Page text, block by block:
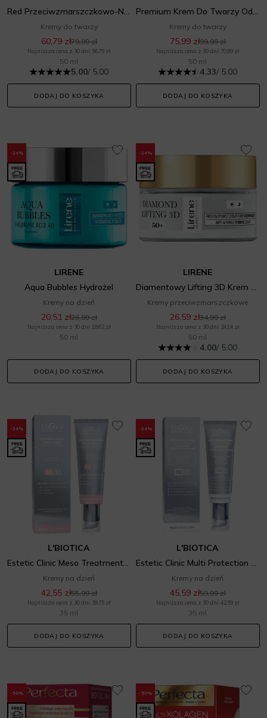
Red Przeciwzmarszczkowo-Nawilżający Krem
Kremy do twarzy
60,79 zł79,99 zł
Najniższa cena z 30 dni: 56,79 zł
50 ml
5.00/ 5.00
DODAJ DO KOSZYKA
Premium Krem Do Twarzy Odmładzająco-Ujędrniający
Kremy do twarzy
75,99 zł99,99 zł
Najniższa cena z 30 dni: 70,99 zł
50 ml
4.33/ 5.00
DODAJ DO KOSZYKA
-24%
LIRENE
Aqua Bubbles Hydrożel
Kremy na dzień
20,51 zł26,99 zł
Najniższa cena z 30 dni: 18,62 zł
50 ml
DODAJ DO KOSZYKA
-24%
LIRENE
Diamentowy Lifting 3D Krem Ujędrniający 50+
Kremy przeciwzmarszczkowe
26,59 zł34,99 zł
Najniższa cena z 30 dni: 24,14 zł
50 ml
4.00/ 5.00
DODAJ DO KOSZYKA
-24%
L'BIOTICA
Estetic Clinic Meso Treatment Spf30 Krem Na Dzień
Kremy na dzień
42,55 zł55,99 zł
Najniższa cena z 30 dni: 39,75 zł
35 ml
DODAJ DO KOSZYKA
-24%
L'BIOTICA
Estetic Clinic Multi Protection Spf50 Krem Na Dzień
Kremy na dzień
45,59 zł59,99 zł
Najniższa cena z 30 dni: 42,59 zł
35 ml
DODAJ DO KOSZYKA
-50% -50%